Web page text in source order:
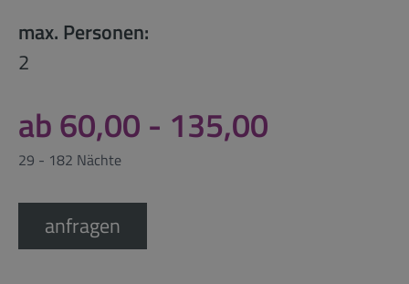
max. Personen:
2
ab 60,00 - 135,00
29 - 182 Nächte
anfragen